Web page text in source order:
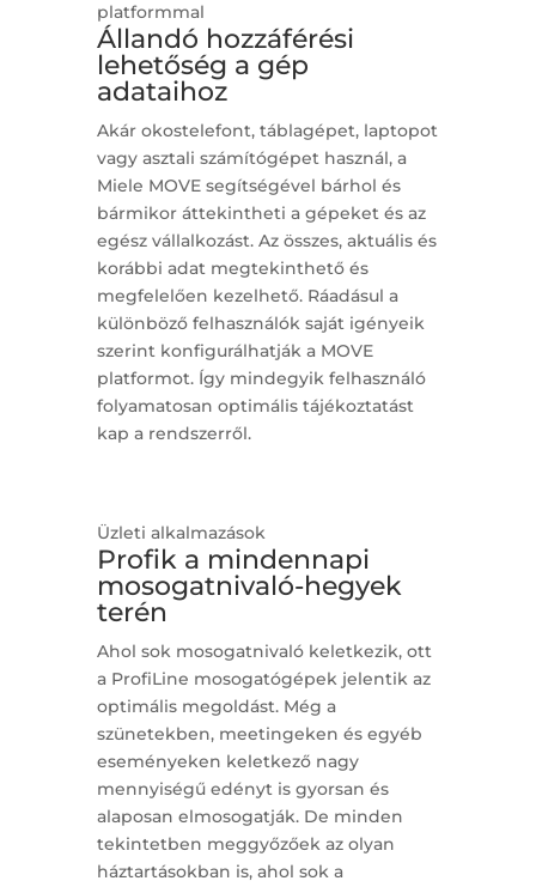
platformmal
Állandó hozzáférési
lehetőség a gép
adataihoz
Akár okostelefont, táblagépet, laptopot
vagy asztali számítógépet használ, a
Miele MOVE segítségével bárhol és
bármikor áttekintheti a gépeket és az
egész vállalkozást. Az összes, aktuális és
korábbi adat megtekinthető és
megfelelően kezelhető. Ráadásul a
különböző felhasználók saját igényeik
szerint konfigurálhatják a MOVE
platformot. Így mindegyik felhasználó
folyamatosan optimális tájékoztatást
kap a rendszerről.
Üzleti alkalmazások
Profik a mindennapi
mosogatnivaló-hegyek
terén
Ahol sok mosogatnivaló keletkezik, ott
a ProfiLine mosogatógépek jelentik az
optimális megoldást. Még a
szünetekben, meetingeken és egyéb
eseményeken keletkező nagy
mennyiségű edényt is gyorsan és
alaposan elmosogatják. De minden
tekintetben meggyőzőek az olyan
háztartásokban is, ahol sok a